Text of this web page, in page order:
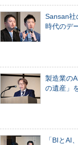
Sansan社
時代のデ
製造業の
の遺産」
「BIとAI